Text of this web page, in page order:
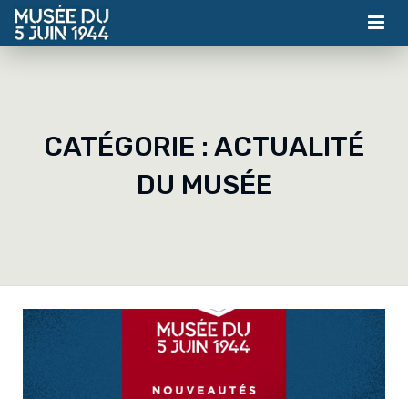
ACTUALITÉS
BILLETTERIE
CATÉGORIE : ACTUALITÉ
DU MUSÉE